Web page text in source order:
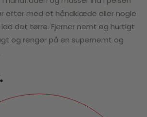
efter med et håndklæde eller nogle
det tørre. Fjerner nemt og hurtigt
og rengør på en supernemt og